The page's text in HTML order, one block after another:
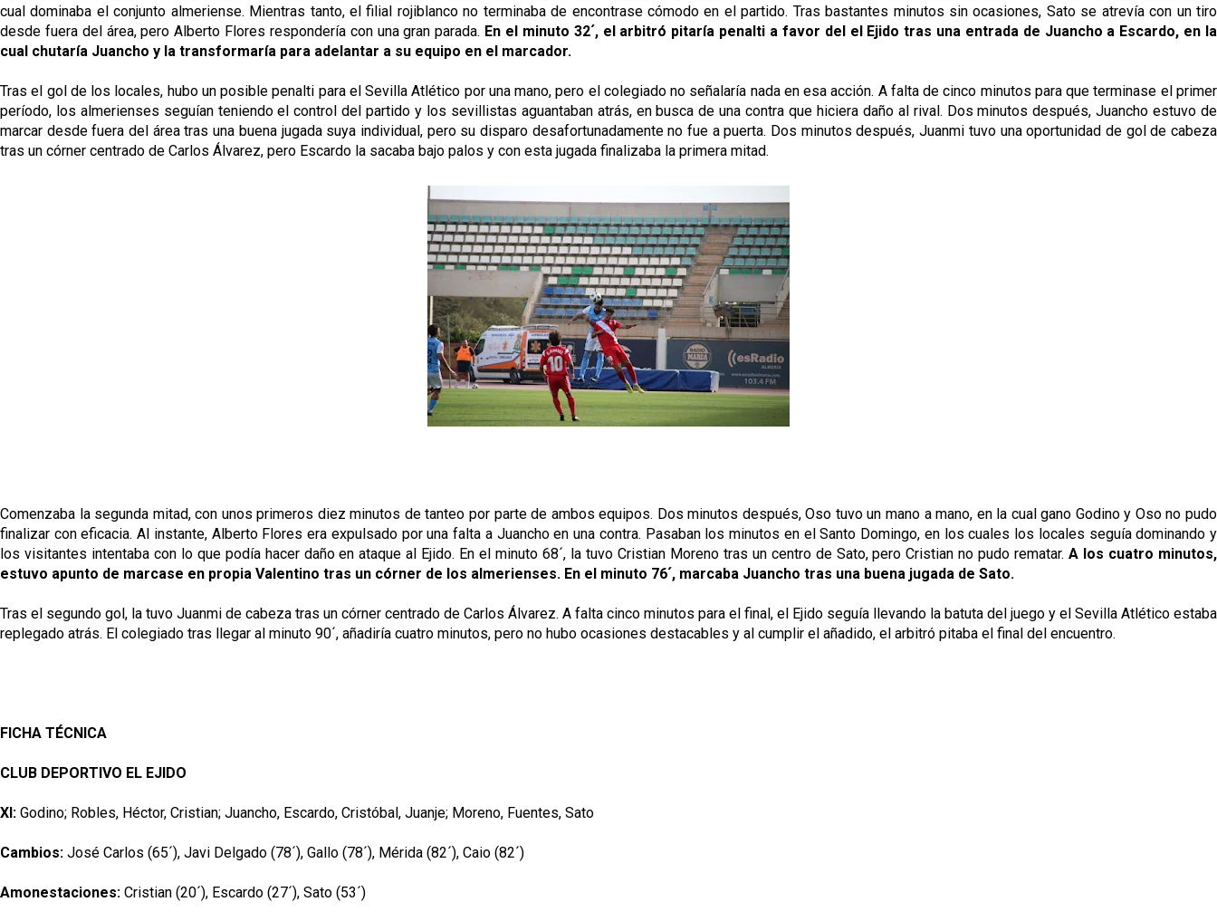
cual dominaba el conjunto almeriense. Mientras tanto, el filial rojiblanco no terminaba de encontrase cómodo en el partido. Tras bastantes minutos sin ocasiones, Sato se atrevía con un tiro
desde fuera del área, pero Alberto Flores respondería con una gran parada. En el minuto 32´, el arbitró pitaría penalti a favor del el Ejido tras una entrada de Juancho a Escardo, en la
cual chutaría Juancho y la transformaría para adelantar a su equipo en el marcador.
Tras el gol de los locales, hubo un posible penalti para el Sevilla Atlético por una mano, pero el colegiado no señalaría nada en esa acción. A falta de cinco minutos para que terminase el primer
período, los almerienses seguían teniendo el control del partido y los sevillistas aguantaban atrás, en busca de una contra que hiciera daño al rival. Dos minutos después, Juancho estuvo de
marcar desde fuera del área tras una buena jugada suya individual, pero su disparo desafortunadamente no fue a puerta. Dos minutos después, Juanmi tuvo una oportunidad de gol de cabeza
tras un córner centrado de Carlos Álvarez, pero Escardo la sacaba bajo palos y con esta jugada finalizaba la primera mitad.
Comenzaba la segunda mitad, con unos primeros diez minutos de tanteo por parte de ambos equipos. Dos minutos después, Oso tuvo un mano a mano, en la cual gano Godino y Oso no pudo
finalizar con eficacia. Al instante, Alberto Flores era expulsado por una falta a Juancho en una contra. Pasaban los minutos en el Santo Domingo, en los cuales los locales seguía dominando y
los visitantes intentaba con lo que podía hacer daño en ataque al Ejido. En el minuto 68´, la tuvo Cristian Moreno tras un centro de Sato, pero Cristian no pudo rematar.A los cuatro minutos,
estuvo apunto de marcase en propia Valentino tras un córner de los almerienses. En el minuto 76´, marcaba Juancho tras una buena jugada de Sato.
Tras el segundo gol, la tuvo Juanmi de cabeza tras un córner centrado de Carlos Álvarez. A falta cinco minutos para el final, el Ejido seguía llevando la batuta del juego y el Sevilla Atlético estaba
replegado atrás. El colegiado tras llegar al minuto 90´, añadiría cuatro minutos, pero no hubo ocasiones destacables y al cumplir el añadido, el arbitró pitaba el final del encuentro.
FICHA TÉCNICA
CLUB DEPORTIVO EL EJIDO
XI: Godino; Robles, Héctor, Cristian; Juancho, Escardo, Cristóbal, Juanje; Moreno, Fuentes, Sato
Cambios: José Carlos (65´), Javi Delgado (78´), Gallo (78´), Mérida (82´), Caio (82´)
Amonestaciones: Cristian (20´), Escardo (27´), Sato (53´)